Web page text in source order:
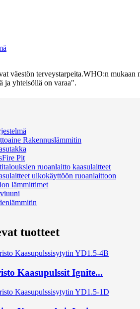
väestön terveystarpeita.WHO:n
ja yhteisöllä on varaa".
Rakennuslämmitin
Pit
ruoanlaitto kaasulaitteet
ulkokäyttöön ruoanlaittoon
lämmittimet
tuotteet
Kaasupulssit Ignite...